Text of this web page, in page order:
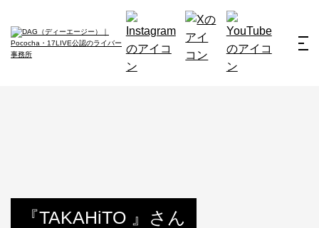
所属ライバー
『TAKAHiTO 』さん